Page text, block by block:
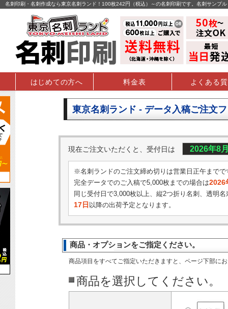
名刺印刷・名刺作成なら東京名刺ランド！100枚242円（税込）～の名刺印刷です。名刺サンプ
はじめての方へ 料金表 よくある
東京名刺ランド - データ入稿ご注文
現在ご注文いただくと、受付日は 2026年8
※名刺ランドのご注文締め切りは営業日正午までで
完全データでのご入稿で5,000枚までの場合は2026
同じ受付日で3,000枚以上、縦2つ折り名刺、透明名
17日 以降の出荷予定となります。
商品・オプションをご指定ください。
商品項目をすべてご指定いただきますと、ページ下部に
商品を選択してください。